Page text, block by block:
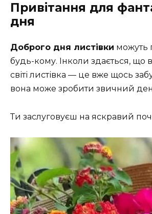
Привітання для
дня
Доброго дня листівки можуть
будь-кому. Інколи здається, що
світі листівка — це вже щось
вона може зробити звичний
Ти заслуговуєш на яскравий